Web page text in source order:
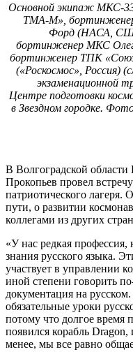
Основной экипаж МКС-
ТМА-М»,
Форд (НАСА,
бортинженер МКС Олег
бортинженер ТПК
(«Роскосмос», Россия)
экзаменационной
Центре подготовки
в Звездном городке.
В Волгоградской области
Прокопьев провел
патриотического лагеря.
пути, о развитии
коллегами из других
«У нас редкая профессия,
знания русского языка.
участвует в управлении
иной степени говорить
документация на
обязательные уроки
потому что долгое время
появился корабль
менее, мы все равно